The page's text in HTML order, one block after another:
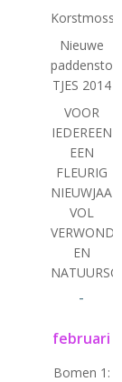
Nieuwe
TJES 2014
VOOR
IEDEREEN
EEN
FLEURIG
VOL
EN
-
februari
Bomen 1: